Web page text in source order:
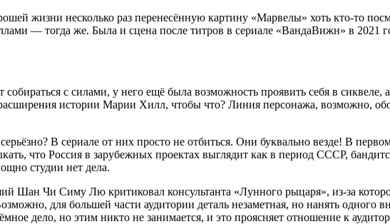
жизни несколько раз перенесённую картину «Марвелы» хоть кто-то
— тогда же. Была и сцена после титров в сериале «ВандаВижн» в 2021
с силами, у него ещё была возможность проявить себя в сиквеле,
истории Марии Хилл, чтобы что? Линия персонажа, возможно,
В сериале от них просто не отбиться. Они буквально везде! В первом
что Россия в зарубежных проектах выглядит как в период СССР,
студии нет дела.
Шан Чи Симу Лю критиковал консультанта «Лунного рыцаря», из-за
для большей части аудитории деталь незаметная, но нанять одного
дело, но этим никто не занимается, и это проясняет отношение к